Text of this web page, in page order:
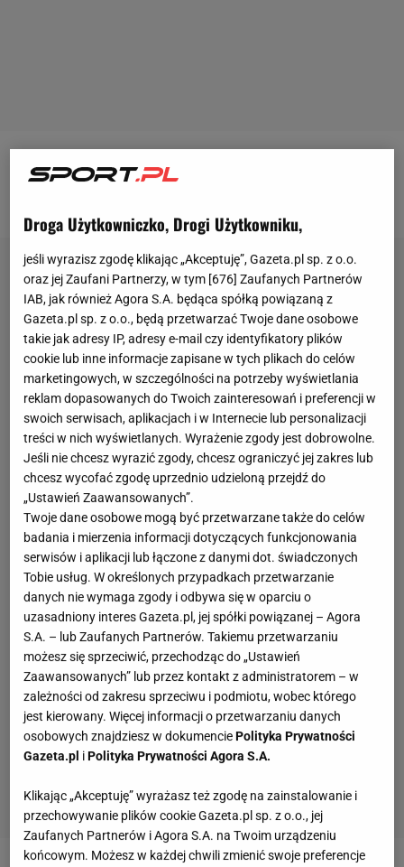
ROZWIĄŻ COPONIEDZIAŁKOWY KIEDROQUIZ Z
Droga Użytkowniczko, Drogi Użytkowniku,
jeśli wyrazisz zgodę klikając „Akceptuję”, Gazeta.pl sp. z o.o.
oraz jej Zaufani Partnerzy, w tym [676] Zaufanych Partnerów
IAB, jak również Agora S.A. będąca spółką powiązaną z
Gazeta.pl sp. z o.o., będą przetwarzać Twoje dane osobowe
takie jak adresy IP, adresy e-mail czy identyfikatory plików
cookie lub inne informacje zapisane w tych plikach do celów
marketingowych, w szczególności na potrzeby wyświetlania
reklam dopasowanych do Twoich zainteresowań i preferencji w
swoich serwisach, aplikacjach i w Internecie lub personalizacji
treści w nich wyświetlanych. Wyrażenie zgody jest dobrowolne.
Jeśli nie chcesz wyrazić zgody, chcesz ograniczyć jej zakres lub
chcesz wycofać zgodę uprzednio udzieloną przejdź do
„Ustawień Zaawansowanych”.
Twoje dane osobowe mogą być przetwarzane także do celów
badania i mierzenia informacji dotyczących funkcjonowania
serwisów i aplikacji lub łączone z danymi dot. świadczonych
Tobie usług. W określonych przypadkach przetwarzanie
danych nie wymaga zgody i odbywa się w oparciu o
uzasadniony interes Gazeta.pl, jej spółki powiązanej – Agora
S.A. – lub Zaufanych Partnerów. Takiemu przetwarzaniu
możesz się sprzeciwić, przechodząc do „Ustawień
Zaawansowanych” lub przez kontakt z administratorem – w
zależności od zakresu sprzeciwu i podmiotu, wobec którego
jest kierowany. Więcej informacji o przetwarzaniu danych
osobowych znajdziesz w dokumenciePolityka Prywatności
Gazeta.pl iPolityka Prywatności Agora S.A.
Klikając „Akceptuję” wyrażasz też zgodę na zainstalowanie i
przechowywanie plików cookie Gazeta.pl sp. z o.o., jej
Zaufanych Partnerów i Agora S.A. na Twoim urządzeniu
końcowym. Możesz w każdej chwili zmienić swoje preferencje